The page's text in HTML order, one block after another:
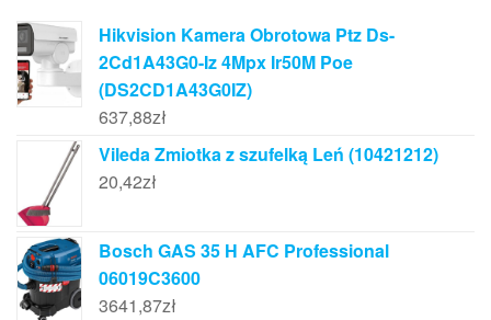
Hikvision Kamera Obrotowa Ptz Ds-
2Cd1A43G0-Iz 4Mpx Ir50M Poe
(DS2CD1A43G0IZ)
637,88zł
Vileda Zmiotka z szufelką Leń (10421212)
20,42zł
Bosch GAS 35 H AFC Professional
06019C3600
3641,87zł